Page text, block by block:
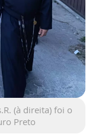
(à direita) foi o
Preto